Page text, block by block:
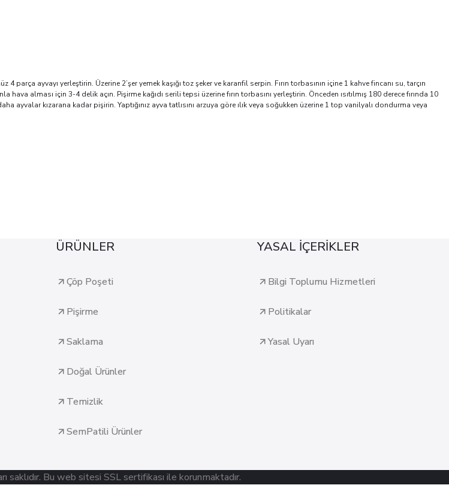
parça ayvayı yerleştirin. Üzerine 2’şer yemek kaşığı toz şeker ve karanfil serpin. Fırın torbasının içine 1 kahve fincanı su, tarçın
hava alması için 3-4 delik açın. Pişirme kağıdı serili tepsi üzerine fırın torbasını yerleştirin. Önceden ısıtılmış 180 derece fırında 10
ayvalar kızarana kadar pişirin. Yaptığınız ayva tatlısını arzuya göre ılık veya soğukken üzerine 1 top vanilyalı dondurma veya
ÜRÜNLER
Çöp Poşeti
Pişirme
Saklama
Doğal Ürünler
Temizlik
SemPatili Ürünler
YASAL İÇERİKLER
Bilgi Toplumu Hizmetleri
Politikalar
Yasal Uyarı
Bu web sitesi SSL sertifikası ile korunmaktadır.